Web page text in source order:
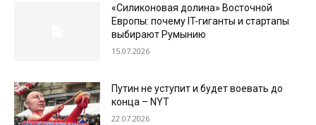
«Силиконовая долина» Восточной
Европы: почему IT-гиганты и стартапы
выбирают Румынию
15.07.2026
Путин не уступит и будет воевать до
конца – NYT
22.07.2026